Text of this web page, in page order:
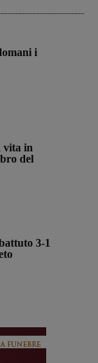
i
vita in
del
3-1